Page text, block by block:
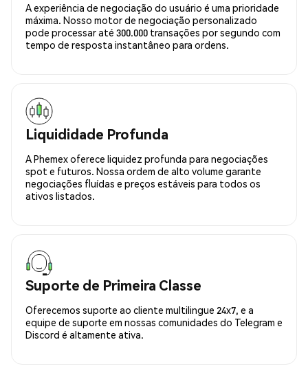
A experiência de negociação do usuário é uma prioridade
máxima. Nosso motor de negociação personalizado
pode processar até 300.000 transações por segundo com
tempo de resposta instantâneo para ordens.
Liquididade Profunda
A Phemex oferece liquidez profunda para negociações
spot e futuros. Nossa ordem de alto volume garante
negociações fluídas e preços estáveis para todos os
ativos listados.
Suporte de Primeira Classe
Oferecemos suporte ao cliente multilingue 24x7, e a
equipe de suporte em nossas comunidades do Telegram e
Discord é altamente ativa.